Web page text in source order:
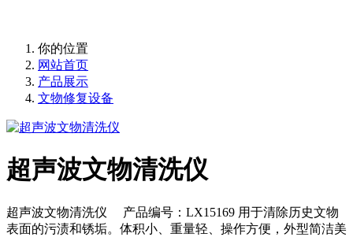
你的位置
网站首页
产品展示
文物修复设备
超声波文物清洗仪
超声波文物清洗仪 产品编号：LX15169 用于清除历史文物
表面的污渍和锈垢。体积小、重量轻、操作方便，外型简洁美